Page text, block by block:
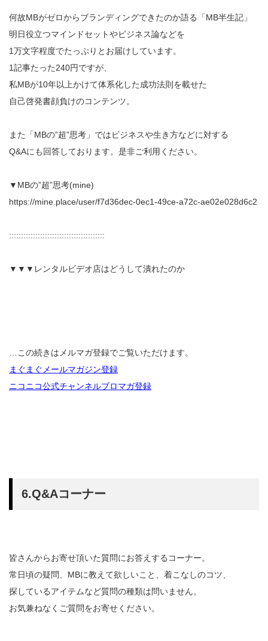
何故MBがゼロからブランディングできたのか語る「MB半生記」
明日役立つマインドセットやビジネス論などを
1万文字程度でたっぷりとお届けしています。
1記事たった240円ですが、
私MBが10年以上かけて体系化した成功法則を載せた
自己啓発書顔負けのコンテンツ。
また「MBの”超”思考」ではビジネスや生き方などに対する
Q&Aにも回答しております。是非ご利用ください。
▼MBの”超”思考(mine)
https://mine.place/user/f7d36dec-0ec1-49ce-a72c-ae02e028d6c2
::::::::::::::::::::::::::::::::::::::::
▼▼▼レンタルビデオ店はどうして潰れたのか
…この続きはメルマガ登録でご覧いただけます。
まぐまぐメールマガジン登録
ニコニコ公式チャンネルブロマガ登録
6.Q&Aコーナー
皆さんからお寄せ頂いた質問にお答えするコーナー。
常日頃の疑問、MBに教えて欲しいこと、着こなしのコツ、
探しているアイテムなど質問の種類は問いません。
お気兼ねなくご質問をお寄せください。